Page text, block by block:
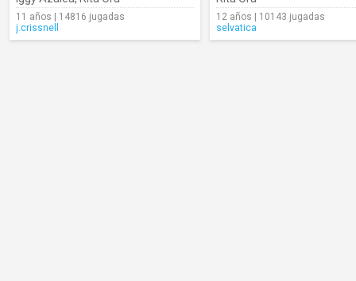
11 años | 14816 jugadas
j.crissnell
12 años | 10143 jugadas
selvatica